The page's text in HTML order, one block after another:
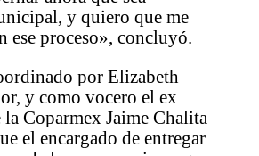
y quiero que me
ese proceso», concluyó.
por Elizabeth
y como vocero el ex
la Coparmex Jaime Chalita
el encargado de entregar